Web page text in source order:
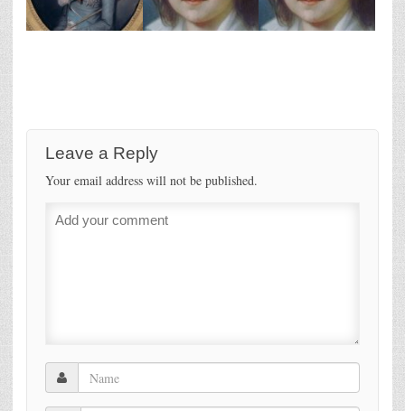
Leave a Reply
Your email address will not be published.